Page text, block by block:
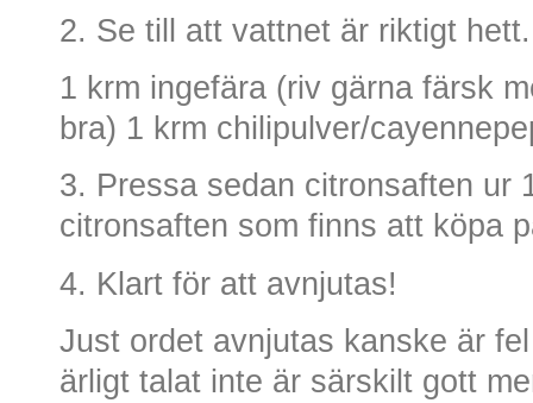
2. Se till att vattnet är riktigt
1 krm ingefära (riv gärna färsk
bra) 1 krm chilipulver/
3. Pressa sedan citronsaften ur
citronsaften som finns att köpa
4. Klart för att avnjutas!
Just ordet avnjutas kanske är
ärligt talat inte är särskilt gott